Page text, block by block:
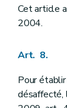
Cet article
2004.
Art. 8.
Pour
désaffecté,